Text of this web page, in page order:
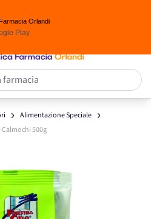
Orlandi
Play
farmacia
Alimentazione Speciale
Calmochi 500g